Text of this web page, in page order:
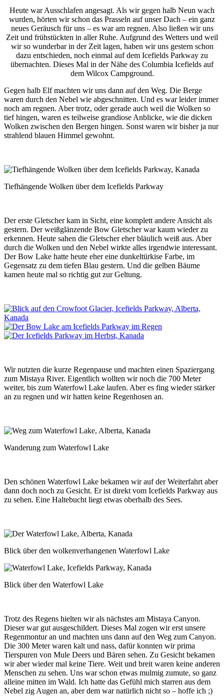
Heute war Ausschlafen angesagt. Als wir gegen halb Neun wach
wurden, hörten wir schon das Prasseln auf unser Dach – ein ganz
neues Geräusch für uns – es war am regnen. Also ließen wir uns
Zeit und frühstückten in aller Ruhe. Aufgrund des Wetters und weil
wir so wunderbar in der Zeit lagen, haben wir uns gestern schon
dazu entschieden, noch einmal auf dem Icefields Parkway zu
übernachten. Dieses Mal in der Nähe des Columbia Icefields auf
dem Wilcox Campground.
Gegen halb Elf machten wir uns dann auf den Weg. Die Berge
waren durch den Nebel wie abgeschnitten. Und es war leider immer
noch am regnen. Aber trotz, oder gerade auch weil die Wolken so
tief hingen, waren es teilweise grandiose Anblicke, wie die dicken
Wolken zwischen den Bergen hingen. Sonst waren wir bisher ja nur
strahlend blauen Himmel gewohnt.
Tiefhängende Wolken über dem Icefields Parkway
Der erste Gletscher kam in Sicht, eine komplett andere Ansicht als
gestern. Der weißglänzende Bow Gletscher war kaum wieder zu
erkennen. Heute sahen die Gletscher eher bläulich weiß aus. Aber
durch die Wolken und den Nebel wirkte alles irgendwie interessant.
Der Bow Lake hatte heute eher eine dunkeltürkise Farbe, im
Gegensatz zu dem tiefen Blau gestern. Und die gelben Bäume
kamen heute mal so richtig gut zur Geltung.
Wir nutzten die kurze Regenpause und machten einen Spaziergang
zum Mistaya River. Eigentlich wollten wir noch die 700 Meter
weiter, bis zum Waterfowl Lake laufen. Aber es fing wieder stärker
an zu regnen und wir hatten keine Regenhosen an.
Wanderung zum Waterfowl Lake
Den schönen Waterfowl Lake bekamen wir auf der Weiterfahrt aber
dann doch noch zu Gesicht. Er ist direkt vom Icefields Parkway aus
zu sehen. Eine Haltebucht liegt etwas oberhalb des Sees.
Blick über den wolkenverhangenen Waterfowl Lake
Blick über den Waterfowl Lake
Trotz des Regens hielten wir als nächstes am Mistaya Canyon.
Dieser war gut ausgeschildert. Dieses Mal zogen wir erst unsere
Regenmontur an und machten uns dann auf den Weg zum Canyon.
Die 300 Meter waren kalt und nass, dafür konnten wir prima
Tierspuren von Mule Deers und Bären sehen. Zu Gesicht bekamen
wir aber wieder mal keine Tiere. Weit und breit waren keine anderen
Menschen zu sehen. Uns war schon etwas mulmig zumute, so ganz
alleine mitten im Wald. Ich hatte das Gefühl mich starren aus dem
Nebel zig Augen an, aber dem war natürlich nicht so – hoffe ich ;)